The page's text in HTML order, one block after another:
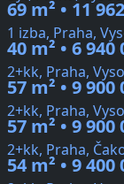
69 m² • 11
1 izba, Praha,
40 m² • 6 940
2+kk, Praha,
57 m² • 9 900
2+kk, Praha,
57 m² • 9 900
2+kk, Praha,
54 m² • 9 400